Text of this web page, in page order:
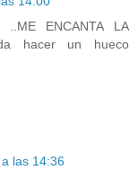
..ME ENCANTA LA
hacer un hueco
las 14:36